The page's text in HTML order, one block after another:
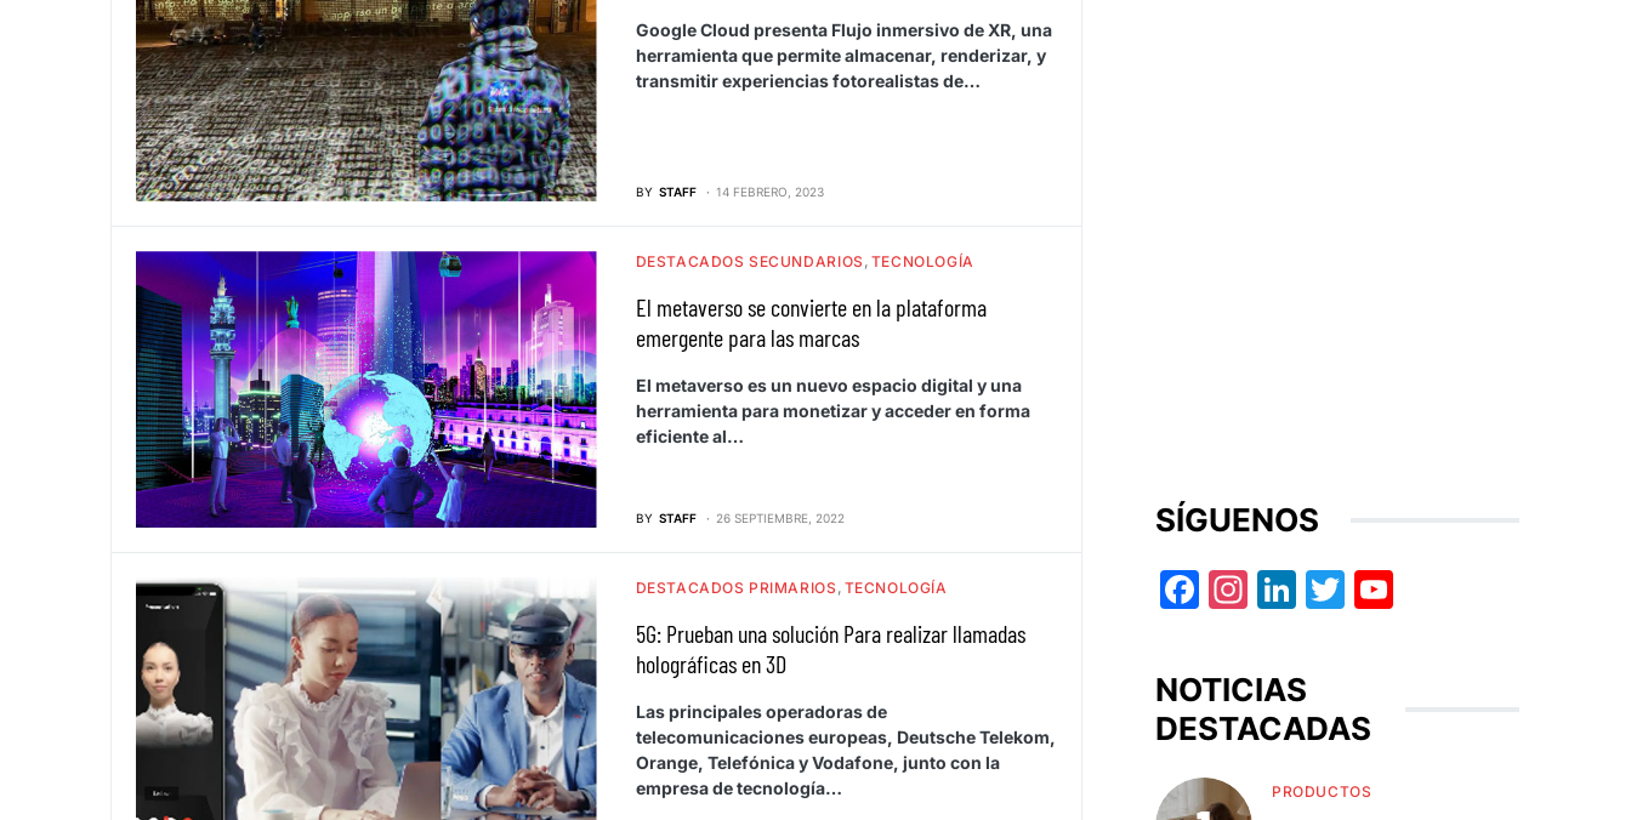
Google Cloud presenta Flujo inmersivo de XR, una
herramienta que permite almacenar, renderizar, y
transmitir experiencias fotorealistas de…
BY STAFF 14 FEBRERO, 2023
DESTACADOS SECUNDARIOS TECNOLOGÍA
El metaverso se convierte en la plataforma
emergente para las marcas
El metaverso es un nuevo espacio digital y una
herramienta para monetizar y acceder en forma
eficiente al…
BY STAFF 26 SEPTIEMBRE, 2022
DESTACADOS PRIMARIOS TECNOLOGÍA
5G: Prueban una solución Para realizar llamadas
holográficas en 3D
Las principales operadoras de
telecomunicaciones europeas, Deutsche Telekom,
Orange, Telefónica y Vodafone, junto con la
empresa de tecnología…
SÍGUENOS
Facebook
Instagram
LinkedIn
Twitter
NOTICIAS
DESTACADAS
PRODUCTOS